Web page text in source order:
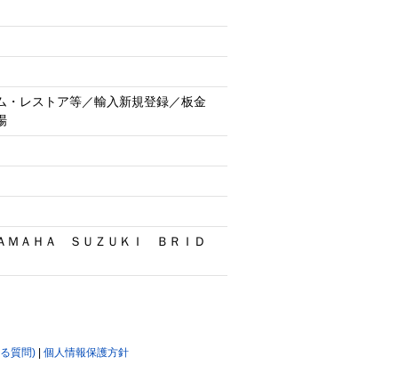
レストア等／輸入新規登録／板金
ＭＡＨＡ ＳＵＺＵＫＩ ＢＲＩＤ
質問) 個人情報保護方針